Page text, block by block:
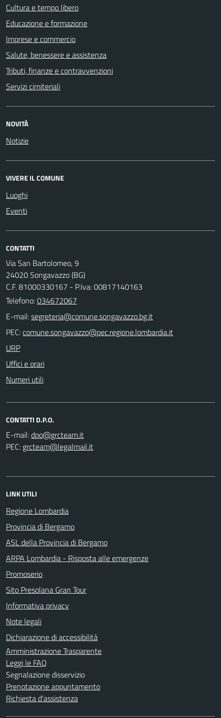
Cultura e tempo libero
Educazione e formazione
Imprese e commercio
Salute, benessere e assistenza
Tributi, finanze e contravvenzioni
Servizi cimiteriali
NOVITÀ
Notizie
VIVERE IL COMUNE
Luoghi
Eventi
CONTATTI
Via San Bartolomeo, 9
24020 Songavazzo (BG)
C.F. 81000330167 - P.Iva: 00817140163
Telefono:034672067
E-mail:
PEC:
URP
Uffici e orari
Numeri utili
CONTATTI D.P.O.
E-mail:
PEC:
LINK UTILI
Regione Lombardia
Provincia di Bergamo
ASL della Provincia di Bergamo
ARPA Lombardia - Risposta alle emergenze
Promoserio
Sito Presolana Gran Tour
Informativa privacy
Note legali
Dichiarazione di accessibilità
Amministrazione Trasparente
Leggi le FAQ
Segnalazione disservizio
Prenotazione appuntamento
Richiesta d'assistenza